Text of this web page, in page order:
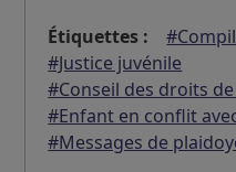
Étiquettes :
#Justice juvénile
#Conseil des droits
#Enfant en conflit
#Messages de